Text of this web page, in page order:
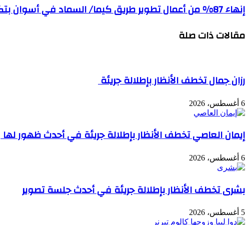
إنهاء 87% من أعمال تطوير طريق كيما/ السماد في أسوان بتكلفة 155 مليون جنيه
مقالات ذات صلة
رزان جمال تخطف الأنظار بإطلالة جريئة
6 أغسطس، 2026
إيمان العاصي تخطف الأنظار بإطلالة جريئة في أحدث ظهور لها
6 أغسطس، 2026
بشرى تخطف الأنظار بإطلالة جريئة في أحدث جلسة تصوير
5 أغسطس، 2026